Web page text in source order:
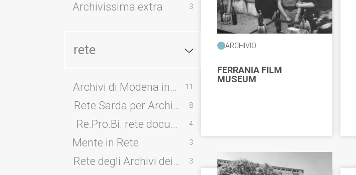
Archivissima extra
3
rete
Archivi di Modena in rete
11
Rete Sarda per Archivissima
8
Re.Pro.Bi. rete documentaria provincia di Massa-Carrara
4
Mente in Rete 3
Rete degli Archivi dei Movimenti e della Cultura dei Diritti
3
ARCHIVIO
FERRANIA FILM
MUSEUM